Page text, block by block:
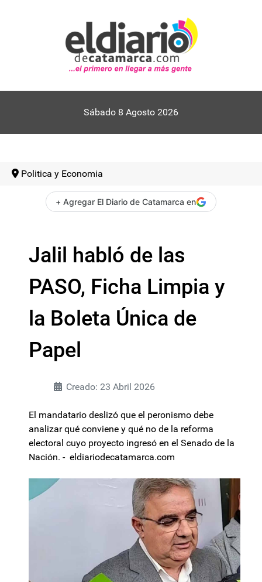
Sábado 8 Agosto 2026
Politica y Economia
+ Agregar El Diario de Catamarca en
Jalil habló de las
PASO, Ficha Limpia y
la Boleta Única de
Papel
Creado: 23 Abril 2026
El mandatario deslizó que el peronismo debe
analizar qué conviene y qué no de la reforma
electoral cuyo proyecto ingresó en el Senado de la
Nación. - eldiariodecatamarca.com